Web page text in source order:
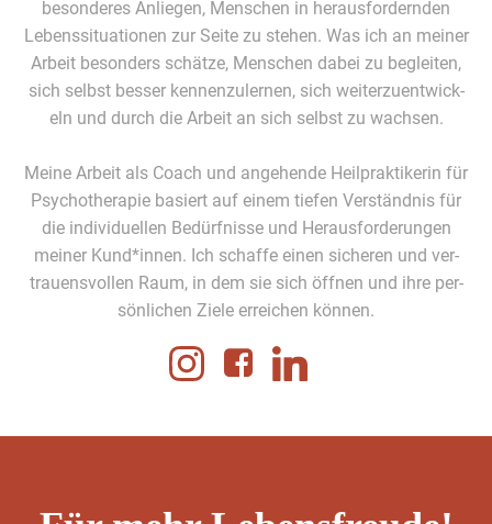
beson­deres Anliegen, Men­schen in her­aus­fordern­den
Lebenssi­t­u­a­tio­nen zur Seite zu ste­hen. Was ich an mein­er
Arbeit beson­ders schätze, Men­schen dabei zu begleit­en,
sich selb­st bess­er ken­nen­zuler­nen, sich weit­erzuen­twick­
eln und durch die Arbeit an sich selb­st zu wach­sen.
Meine Arbeit als Coach und ange­hende Heil­prak­tik­erin für
Psy­chother­a­pie basiert auf einem tiefen Ver­ständ­nis für
die indi­vidu­ellen Bedürfnisse und Her­aus­forderun­gen
mein­er Kund*innen. Ich schaffe einen sicheren und ver­
trauensvollen Raum, in dem sie sich öff­nen und ihre per­
sön­lichen Ziele erre­ichen kön­nen.